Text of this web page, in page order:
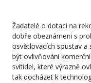
Žadatelé o dotaci na
dobře obeznámeni s
osvětlovacích soustav a
být ovlivňováni
svítidel, které výrazně
tak docházet k